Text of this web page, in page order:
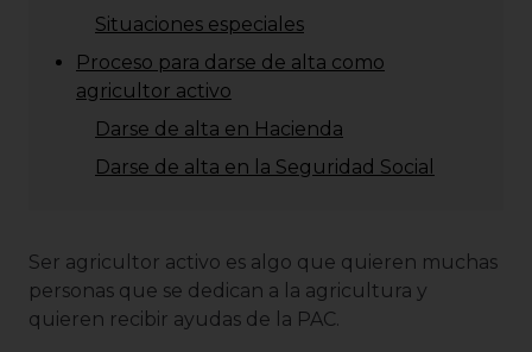
Situaciones especiales
Proceso para darse de alta como
agricultor activo
Darse de alta en Hacienda
Darse de alta en la Seguridad Social
Ser agricultor activo es algo que quieren muchas
personas que se dedican a la agricultura y
quieren recibir ayudas de la PAC.